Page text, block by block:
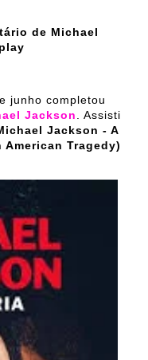
de Michael
junho completou
Jackson
. Assisti
Jackson - A
Tragedy)